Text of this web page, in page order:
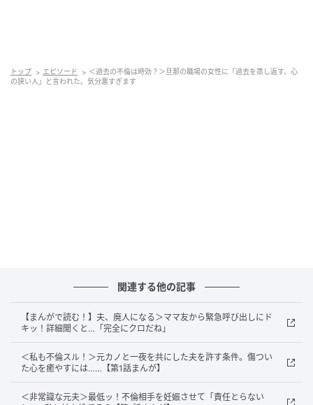
『つい最近、言ってしまった。20歳の娘に「生まれた頃はね
ー」と旦那が話し始めたからさ、「出産前後、会社の同僚と浮
気していて自宅には朝帰り。口紅のついたたばこやアクセサリ
ー、私物が車にあったよね。「陣痛がきて入院した」「生まれ
た」と連絡しても音沙汰なしで、病院に来たのは退院の前日だ
ったよね？ 1ヶ月健診も無視したよね？ 「両親揃って来て」っ
て言われたのに来なくて私の両親が同席したんだけど、あなた
トップ エピソード
＜過去の不倫は時効？＞旦那の職場の女性に「過去を蒸し返す、心
の狭い人」と言われた。気分悪すぎます
関連する他の記事
【まんがで読む！】夫、廃人になる＞ママ友から緊急呼び出しにド
キッ！詳細聞くと…「完全にクロだね」
＜私も不倫スル！＞元カノと一夜を共にした夫を許す条件。傷つい
た心を癒やすには……【第1話まんが】
＜非常識な元夫＞最低ッ！不倫相手を妊娠させて「責任とらない